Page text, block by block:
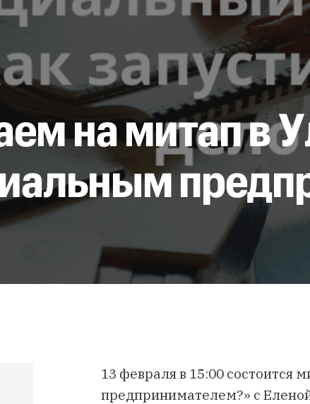
на митап в
13 февраля в 15:00 состоится
предпринимателем?» с